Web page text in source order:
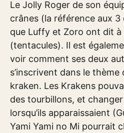
Le Jolly Roger de son
crânes (la référence aux
que Luffy et Zoro ont dit à
(tentacules). Il est
voir comment ses deux
s’inscrivent dans le thème
kraken. Les Krakens
des tourbillons, et
lorsqu’ils apparaissaient
Yami Yami no Mi pourrait